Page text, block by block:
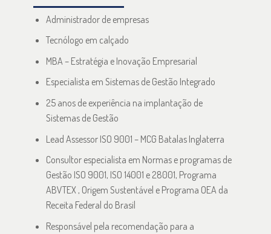
Administrador de empresas
Tecnólogo em calçado
MBA – Estratégia e Inovação Empresarial
Especialista em Sistemas de Gestão Integrado
25 anos de experiência na implantação de
Sistemas de Gestão
Lead Assessor ISO 9001 – MCG Batalas Inglaterra
Consultor especialista em Normas e programas de
Gestão ISO 9001, ISO 14001 e 28001, Programa
ABVTEX , Origem Sustentável e Programa OEA da
Receita Federal do Brasil
Responsável pela recomendação para a